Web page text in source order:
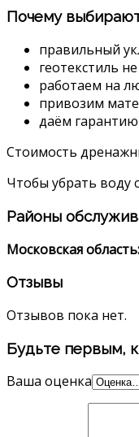
Почему
правильный
геотекстиль
работаем на
привозим
даём
Стоимость
Чтобы убрать воду
Районы
Московская область:
Отзывы
Отзывов пока нет.
Будьте первым,
Ваша оценка